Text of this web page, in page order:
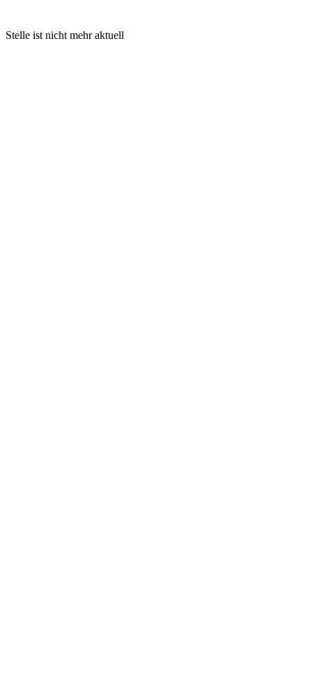
Stelle ist nicht mehr aktuell